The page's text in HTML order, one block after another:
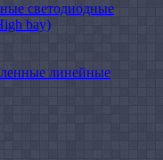
cветодиодные
bay)
линейные